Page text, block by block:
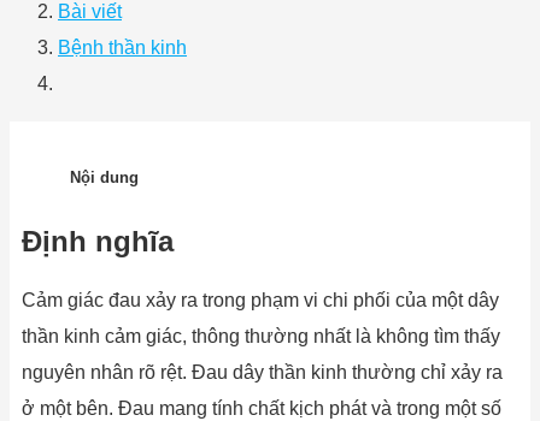
Bài viết
Bệnh thần kinh
Nội dung
Định nghĩa
Cảm giác đau xảy ra trong phạm vi chi phối của một dây
thần kinh cảm giác, thông thường nhất là không tìm thấy
nguyên nhân rõ rệt. Đau dây thần kinh thường chỉ xảy ra
ở một bên. Đau mang tính chất kịch phát và trong một số